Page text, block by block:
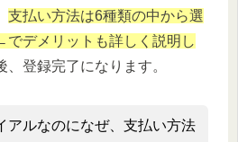
支払い方法は6種類の中から選
でデメリットも詳しく説明し
、登録完了になります。
アルなのになぜ、支払い方法